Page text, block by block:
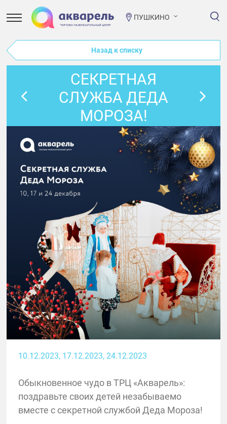
ПУШКИНО
Назад к списку
СЕКРЕТНАЯ
СЛУЖБА ДЕДА
МОРОЗА!
10.12.2023, 17.12.2023, 24.12.2023
Обыкновенное чудо в ТРЦ «Акварель»:
поздравьте своих детей незабываемо
вместе с секретной службой Деда Мороза!